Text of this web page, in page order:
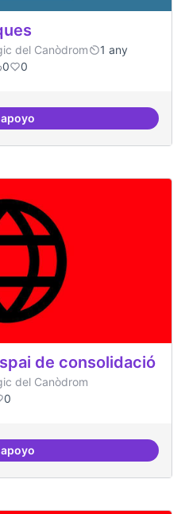
del Canòdrom
1 any
0 0
Grades democràtiques
de consolidació
del Canòdrom
0
Canòdrom com a espai de